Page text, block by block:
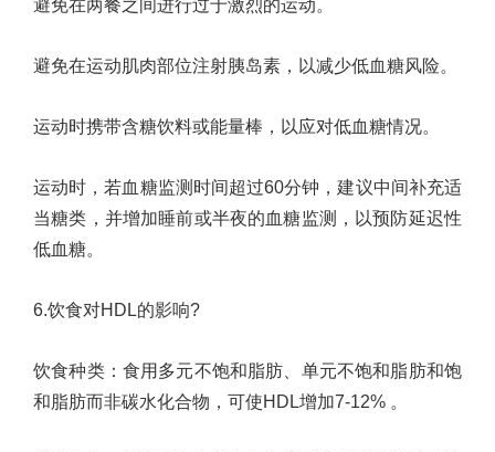
避免在两餐之间进行过于激烈的运动。
避免在运动肌肉部位注射胰岛素，以减少低血糖风险。
运动时携带含糖饮料或能量棒，以应对低血糖情况。
运动时，若血糖监测时间超过60分钟，建议中间补充适
当糖类，并增加睡前或半夜的血糖监测，以预防延迟性
低血糖。
6.饮食对HDL的影响?
饮食种类： 食用多元不饱和脂肪、单元不饱和脂肪和饱
和脂肪而非碳水化合物，可使HDL增加7-12% 。